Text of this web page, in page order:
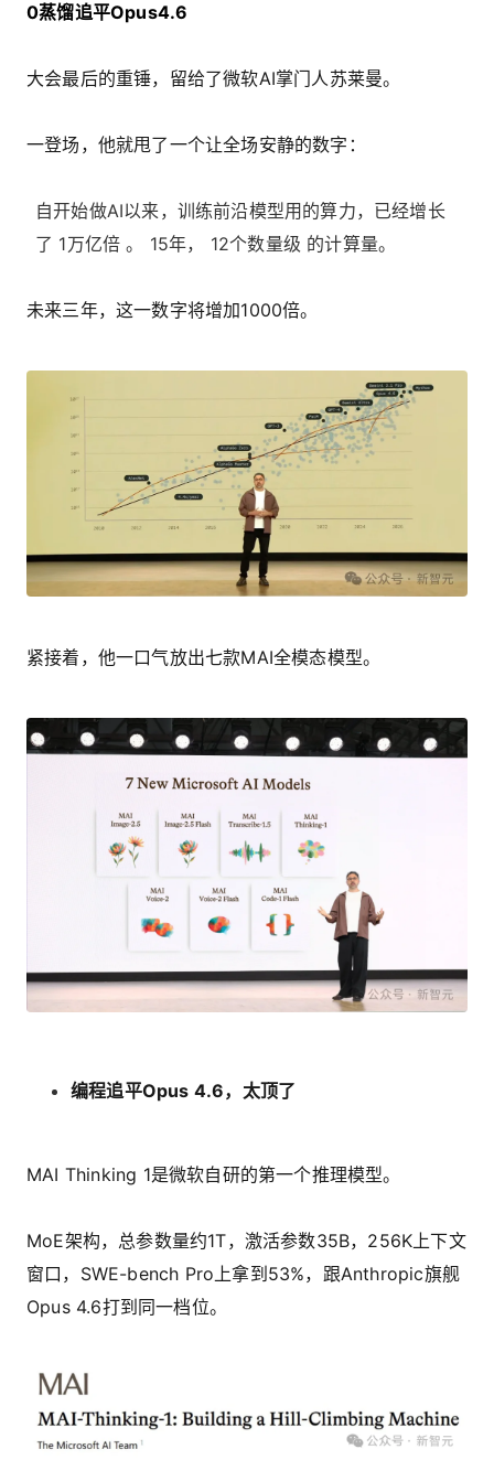
0蒸馏追平Opus4.6
大会最后的重锤，留给了微软AI掌门人苏莱曼。
一登场，他就甩了一个让全场安静的数字：
自开始做AI以来，训练前沿模型用的算力，已经增长
了 1万亿倍 。 15年， 12个数量级 的计算量。
未来三年，这一数字将增加1000倍。
紧接着，他一口气放出七款MAI全模态模型。
编程追平Opus 4.6，太顶了
MAI Thinking 1是微软自研的第一个推理模型。
MoE架构，总参数量约1T，激活参数35B，256K上下文
窗口，SWE-bench Pro上拿到53%，跟Anthropic旗舰
Opus 4.6打到同一档位。